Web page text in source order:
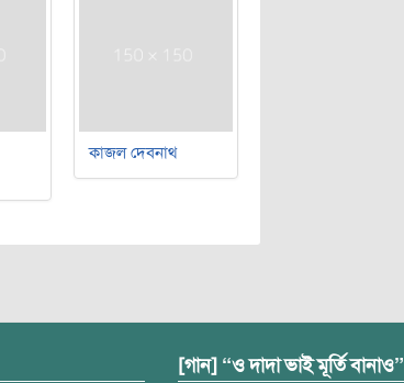
কাজল দেবনাথ
[গান] “ও দাদা ভাই মূর্তি বানাও”